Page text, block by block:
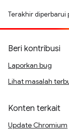
Terakhir diperbarui
Beri kontribusi
Laporkan bug
Lihat masalah
Konten terkait
Update Chromium